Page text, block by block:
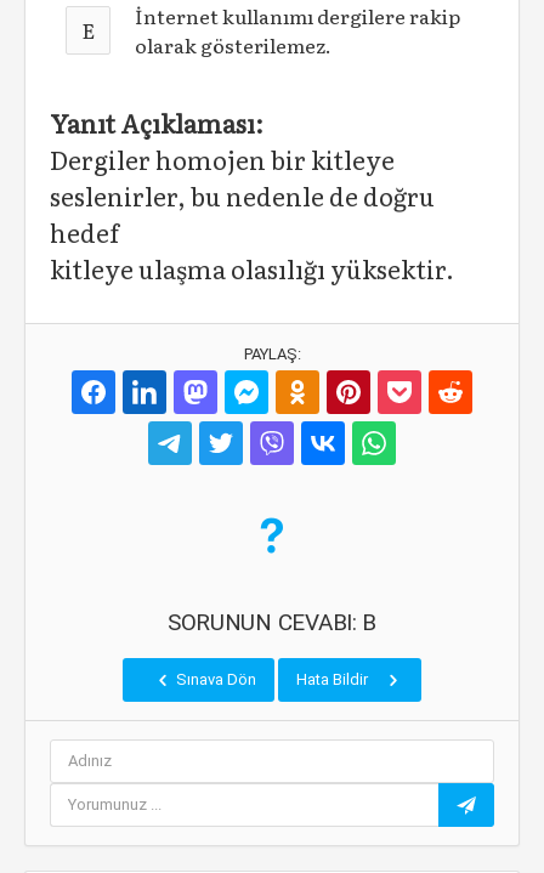
E
İnternet kullanımı dergilere rakip
olarak gösterilemez.
Yanıt Açıklaması:
Dergiler homojen bir kitleye
seslenirler, bu nedenle de doğru
hedef
kitleye ulaşma olasılığı yüksektir.
PAYLAŞ:
SORUNUN CEVABI: B
Sınava Dön Hata Bildir